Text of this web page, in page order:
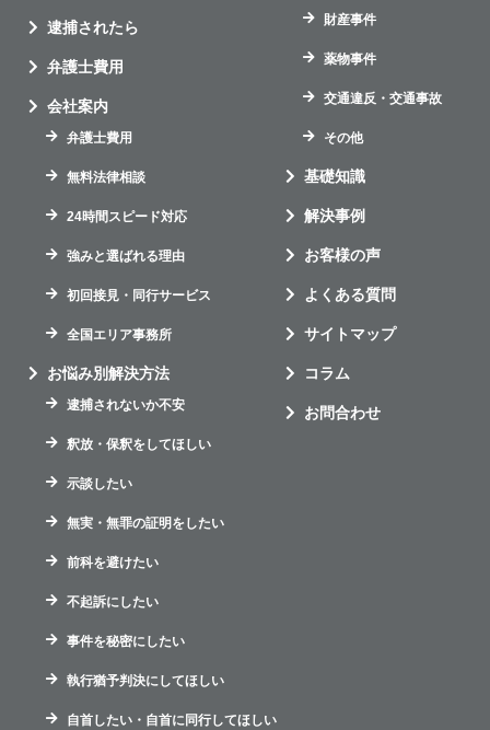
逮捕されたら
弁護士費用
会社案内
弁護士費用
無料法律相談
24時間スピード対応
強みと選ばれる理由
初回接見・同行サービス
全国エリア事務所
お悩み別解決方法
逮捕されないか不安
釈放・保釈をしてほしい
示談したい
無実・無罪の証明をしたい
前科を避けたい
不起訴にしたい
事件を秘密にしたい
執行猶予判決にしてほしい
自首したい・自首に同行してほしい
財産事件
薬物事件
交通違反・交通事故
その他
基礎知識
解決事例
お客様の声
よくある質問
サイトマップ
コラム
お問合わせ